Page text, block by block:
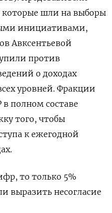
шли на выборы
инициативами,
Авксентьевой
против
о доходах
уровней. Фракции
полном составе
того, чтобы
к ежегодной
то только 5%
выразить несогласие